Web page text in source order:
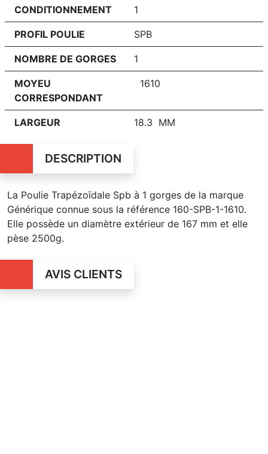
CONDITIONNEMENT 1
PROFIL POULIE SPB
NOMBRE DE GORGES 1
MOYEU
CORRESPONDANT
1610
LARGEUR 18.3 MM
DESCRIPTION
La Poulie Trapézoïdale Spb à 1 gorges de la marque
Générique connue sous la référence 160-SPB-1-1610.
Elle possède un diamètre extérieur de 167 mm et elle
pèse 2500g.
AVIS CLIENTS